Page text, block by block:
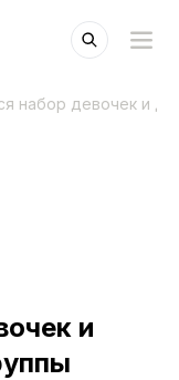
набор девочек и
и